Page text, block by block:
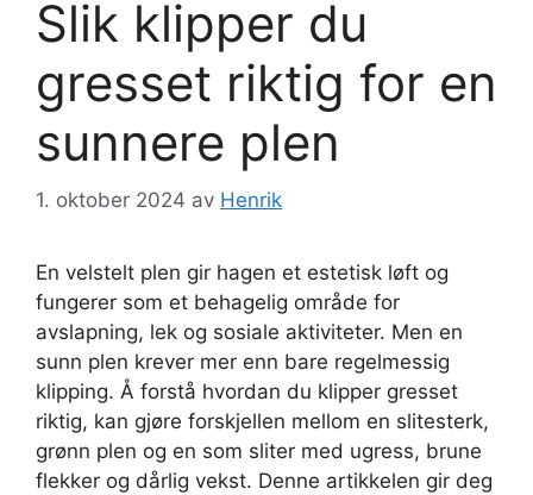
Slik klipper du
gresset riktig for en
sunnere plen
1. oktober 2024 av Henrik
En velstelt plen gir hagen et estetisk løft og
fungerer som et behagelig område for
avslapning, lek og sosiale aktiviteter. Men en
sunn plen krever mer enn bare regelmessig
klipping. Å forstå hvordan du klipper gresset
riktig, kan gjøre forskjellen mellom en slitesterk,
grønn plen og en som sliter med ugress, brune
flekker og dårlig vekst. Denne artikkelen gir deg